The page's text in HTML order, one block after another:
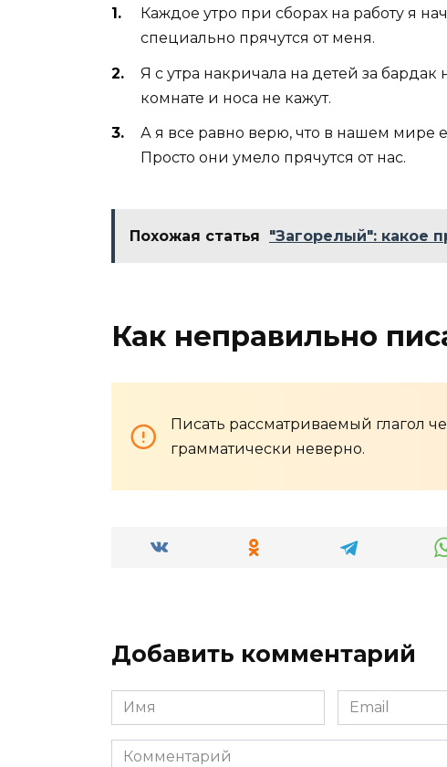
Каждое утро при сборах на работу я
специально прячутся от меня.
Я с утра накричала на детей за бардак
комнате и носа не кажут.
А я все равно верю, что в нашем мире
Просто они умело прячутся от нас.
Похожая статья "Загорелый": какое
Как неправильно
Писать рассматриваемый глагол
грамматически неверно.
Добавить комментарий
Имя
*
Email
*
Комментарий